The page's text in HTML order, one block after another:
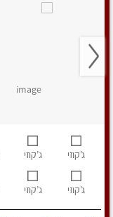
ג’קוזי ג’קוזי
ג’קוזי ג’קוזי